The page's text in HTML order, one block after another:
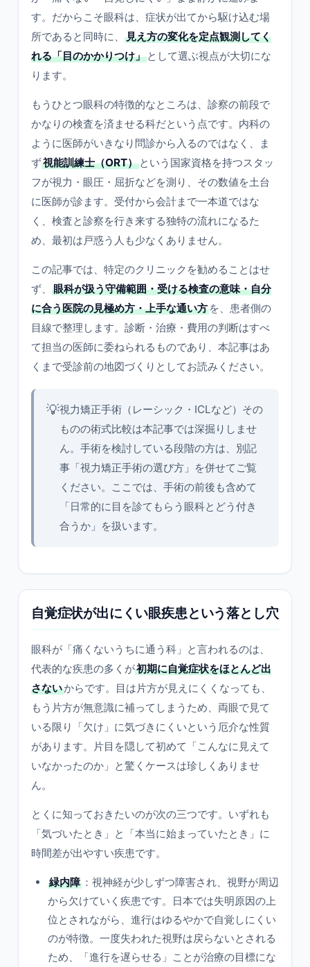
す。だからこそ眼科は、症状が出てから駆け込む場
所であると同時に、
見え方の変化を定点観測してく
れる「目のかかりつけ」 として選ぶ視点が大切にな
ります。
もうひとつ眼科の特徴的なところは、診察の前段で
かなりの検査を済ませる科だという点です。内科の
ように医師がいきなり問診から入るのではなく、ま
ず視能訓練士（ORT） という国家資格を持つスタッ
フが視力・眼圧・屈折などを測り、その数値を土台
に医師が診ます。受付から会計まで一本道ではな
く、検査と診察を行き来する独特の流れになるた
め、最初は戸惑う人も少なくありません。
この記事では、特定のクリニックを勧めることはせ
ず、
眼科が扱う守備範囲・受ける検査の意味・自分
に合う医院の見極め方・上手な通い方 を、患者側の
目線で整理します。診断・治療・費用の判断はすべ
て担当の医師に委ねられるものであり、本記事はあ
くまで受診前の地図づくりとしてお読みください。
💡視力矯正手術（レーシック・ICLなど）その
ものの術式比較は本記事では深掘りしませ
ん。手術を検討している段階の方は、別記
事「視力矯正手術の選び方」を併せてご覧
ください。ここでは、手術の前後も含めて
「日常的に目を診てもらう眼科とどう付き
合うか」を扱います。
自覚症状が出にくい眼疾患という落とし穴
眼科が「痛くないうちに通う科」と言われるのは、
代表的な疾患の多くが初期に自覚症状をほとんど出
さないからです。目は片方が見えにくくなっても、
もう片方が無意識に補ってしまうため、両眼で見て
いる限り「欠け」に気づきにくいという厄介な性質
があります。片目を隠して初めて「こんなに見えて
いなかったのか」と驚くケースは珍しくありませ
ん。
とくに知っておきたいのが次の三つです。いずれも
「気づいたとき」と「本当に始まっていたとき」に
時間差が出やすい疾患です。
緑内障 ：視神経が少しずつ障害され、視野が周辺
から欠けていく疾患です。日本では失明原因の上
位とされながら、進行はゆるやかで自覚しにくい
のが特徴。一度失われた視野は戻らないとされる
ため、「進行を遅らせる」ことが治療の目標にな